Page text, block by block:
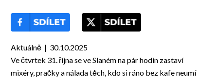
Aktuálně | 30.10.2025
Ve čtvrtek 31. října se ve Slaném na pár hodin zastaví
mixéry, pračky a nálada těch, kdo si ráno bez kafe neumí